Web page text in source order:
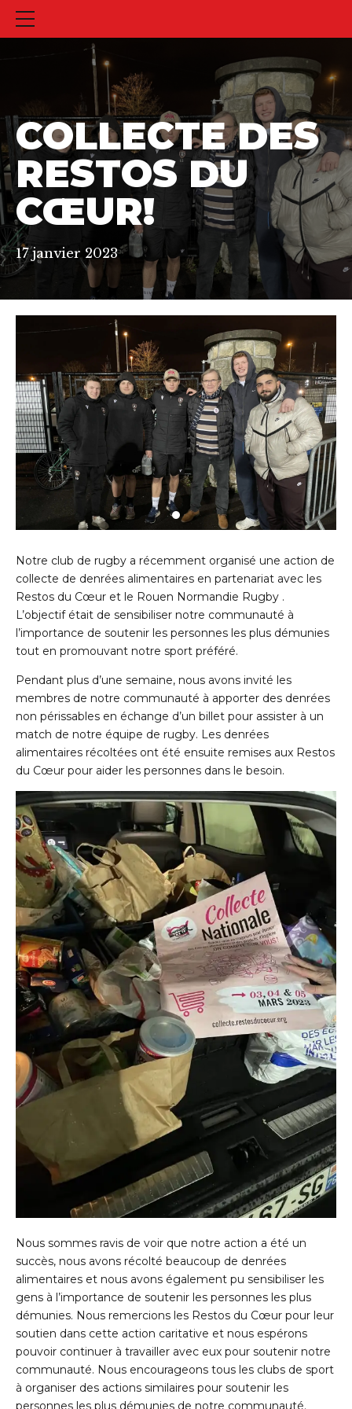
COLLECTE DES
RESTOS DU
CŒUR!
17 janvier 2023
Notre club de rugby a récemment organisé une action de
collecte de denrées alimentaires en partenariat avec les
Restos du Cœur et le Rouen Normandie Rugby .
L’objectif était de sensibiliser notre communauté à
l’importance de soutenir les personnes les plus démunies
tout en promouvant notre sport préféré.
Pendant plus d’une semaine, nous avons invité les
membres de notre communauté à apporter des denrées
non périssables en échange d’un billet pour assister à un
match de notre équipe de rugby. Les denrées
alimentaires récoltées ont été ensuite remises aux Restos
du Cœur pour aider les personnes dans le besoin.
Nous sommes ravis de voir que notre action a été un
succès, nous avons récolté beaucoup de denrées
alimentaires et nous avons également pu sensibiliser les
gens à l’importance de soutenir les personnes les plus
démunies. Nous remercions les Restos du Cœur pour leur
soutien dans cette action caritative et nous espérons
pouvoir continuer à travailler avec eux pour soutenir notre
communauté. Nous encourageons tous les clubs de sport
à organiser des actions similaires pour soutenir les
personnes les plus démunies de notre communauté.